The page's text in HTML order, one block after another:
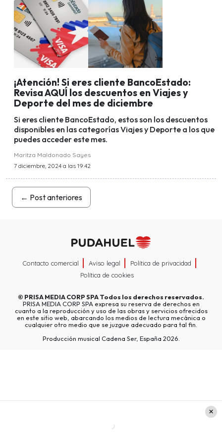
¡Atención! Si eres cliente BancoEstado:
Revisa AQUÍ los descuentos en Viajes y
Deporte del mes de diciembre
Si eres cliente BancoEstado, estos son los descuentos
disponibles en las categorías Viajes y Deporte a los que
puedes acceder este mes.
Maritza Maldonado Sayes
7 diciembre, 2024 a las 19:42
← Post anteriores
Contacto comercial Aviso legal
Política de privacidad
Política de cookies
© PRISA MEDIA CORP SPATodos los derechos reservados.
PRISA MEDIA CORP SPA expresa su reserva de derechos en
cuanto a la reproducción y uso de las obras y servicios ofrecidos
en este sitio web, abarcando los medios de lectura mecánica o
cualquier otro medio que se juzgue adecuado para tal fin.
Producción musical Cadena Ser, España 2026.